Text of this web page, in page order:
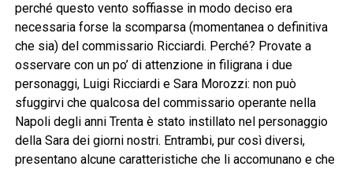
perché questo vento soffiasse in modo deciso era
necessaria forse la scomparsa (momentanea o definitiva
che sia) del commissario Ricciardi. Perché? Provate a
osservare con un po’ di attenzione in filigrana i due
personaggi, Luigi Ricciardi e Sara Morozzi: non può
sfuggirvi che qualcosa del commissario operante nella
Napoli degli anni Trenta è stato instillato nel personaggio
della Sara dei giorni nostri. Entrambi, pur così diversi,
presentano alcune caratteristiche che li accomunano e che